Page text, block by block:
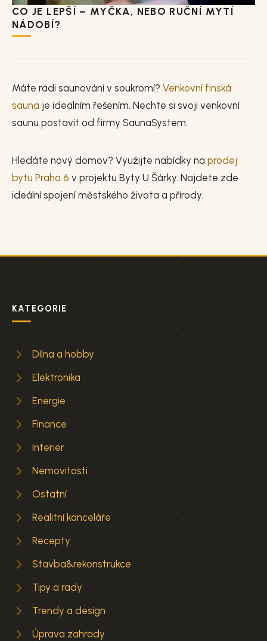
CO JE LEPŠÍ – MYČKA, NEBO RUČNÍ MYTÍ
NÁDOBÍ?
Máte rádi saunování v soukromí? Venkovní finská
sauna je ideálním řešením. Nechte si svoji venkovní
saunu postavit od firmy SaunaSystem.
Hledáte nový domov? Využijte nabídky na prodej
bytu Praha 6 v projektu Byty U Šárky. Najdete zde
ideální spojení městského života a přírody.
KATEGORIE
Dílna a hobby
Elektronika
Energie
Finance
Interiér
Nemovitosti
Ostatní
Realitní kanceláře
Recepty
Stavba&rekonstrukce
Tipy a rady
Trendy a design
Úprava zahrady